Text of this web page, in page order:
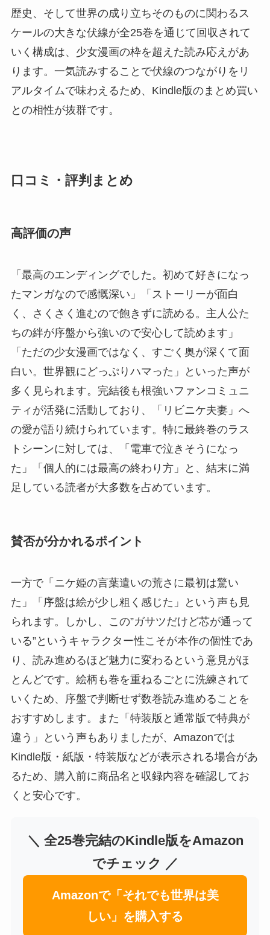
歴史、そして世界の成り立ちそのものに関わるス
ケールの大きな伏線が全25巻を通じて回収されて
いく構成は、少女漫画の枠を超えた読み応えがあ
ります。一気読みすることで伏線のつながりをリ
アルタイムで味わえるため、Kindle版のまとめ買い
との相性が抜群です。
口コミ・評判まとめ
高評価の声
「最高のエンディングでした。初めて好きになっ
たマンガなので感慨深い」「ストーリーが面白
く、さくさく進むので飽きずに読める。主人公た
ちの絆が序盤から強いので安心して読めます」
「ただの少女漫画ではなく、すごく奥が深くて面
白い。世界観にどっぷりハマった」といった声が
多く見られます。完結後も根強いファンコミュニ
ティが活発に活動しており、「リビニケ夫妻」へ
の愛が語り続けられています。特に最終巻のラス
トシーンに対しては、「電車で泣きそうになっ
た」「個人的には最高の終わり方」と、結末に満
足している読者が大多数を占めています。
賛否が分かれるポイント
一方で「ニケ姫の言葉遣いの荒さに最初は驚い
た」「序盤は絵が少し粗く感じた」という声も見
られます。しかし、この”ガサツだけど芯が通って
いる”というキャラクター性こそが本作の個性であ
り、読み進めるほど魅力に変わるという意見がほ
とんどです。絵柄も巻を重ねるごとに洗練されて
いくため、序盤で判断せず数巻読み進めることを
おすすめします。また「特装版と通常版で特典が
違う」という声もありましたが、Amazonでは
Kindle版・紙版・特装版などが表示される場合があ
るため、購入前に商品名と収録内容を確認してお
くと安心です。
＼ 全25巻完結のKindle版をAmazon
でチェック ／
Amazonで「それでも世界は美
しい」を購入する